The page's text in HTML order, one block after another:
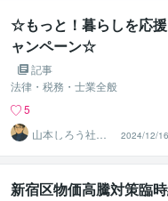
☆もっと！暮らしを応
ャンペーン☆
記事
法律・税務・士業全般
5
山本しろう社労
士事務所
2024/12/16
新宿区物価高騰対策臨